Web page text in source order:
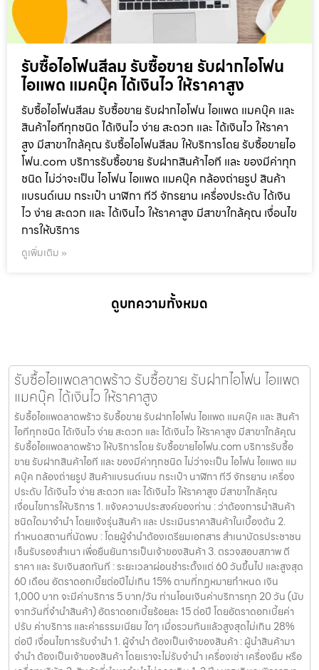
รับซื้อไอโฟนสีลม รับซื้อขาย รับฝากไอโฟน
ไอแพด แมคบุ๊ค ได้เงินไว ให้ราคาสูง
รับซื้อไอโฟนสีลม รับซื้อขาย รับฝากไอโฟน ไอแพด แมคบุ๊ค และ
สินค้าไอทีทุกชนิด ได้เงินไว ง่าย สะดวก และ ได้เงินไว ให้ราคา
สูง มีสาขาใกล้คุณ รับซื้อไอโฟนสีลม ให้บริการโดย รับซื้อขายไอ
โฟน.com บริการรับซื้อขาย รับฝากสินค้าไอที และ ของมีค่าทุก
ชนิด ไม่ว่าจะเป็น ไอโฟน ไอแพด แมคบุ๊ค กล้องถ่ายรูป สินค้า
แบรนด์เนม กระเป๋า นาฬิกา ทีวี จักรยาน เครื่องประดับ ได้เงิน
ไว ง่าย สะดวก และ ได้เงินไว ให้ราคาสูง มีสาขาใกล้คุณ เงื่อนไข
การให้บริการ
ดูเพิ่มเติม »
ดูบทความทั้งหมด
รับซื้อไอแพดลาดพร้าว รับซื้อขาย รับฝากไอโฟน ไอแพด
แมคบุ๊ค ได้เงินไว ให้ราคาสูง
รับซื้อไอแพดลาดพร้าว รับซื้อขาย รับฝากไอโฟน ไอแพด แมคบุ๊ค และ สินค้า
ไอทีทุกชนิด ได้เงินไว ง่าย สะดวก และ ได้เงินไว ให้ราคาสูง มีสาขาใกล้คุณ
รับซื้อไอแพดลาดพร้าว ให้บริการโดย รับซื้อขายไอโฟน.com บริการรับซื้อ
ขาย รับฝากสินค้าไอที และ ของมีค่าทุกชนิด ไม่ว่าจะเป็น ไอโฟน ไอแพด แม
คบุ๊ค กล้องถ่ายรูป สินค้าแบรนด์เนม กระเป๋า นาฬิกา ทีวี จักรยาน เครื่อง
ประดับ ได้เงินไว ง่าย สะดวก และ ได้เงินไว ให้ราคาสูง มีสาขาใกล้คุณ
เงื่อนไขการให้บริการ 1. แจ้งความประสงค์ของท่าน : ว่าต้องการนำสินค้า
ชนิดใดมาจำนำ โดยแจ้งรุ่นสินค้า และ ประเมินราคาสินค้าในเบื้องต้น 2.
กำหนดสถานที่นัดพบ : โดยผู้จำนำต้องเตรียมเอกสาร สำเนาบัตรประชาชน
เซ็นรับรองสำเนา เพื่อยืนยันการเป็นเจ้าของสินค้า 3. ตรวจสอบสภาพ ตี
ราคา และ รับเงินสดทันที : ระยะเวลาผ่อนชำระตั้งแต่ 60 วันขึ้นไป และสูงสุด
60 เดือน อัตราดอกเบี้ยต่อปีไม่เกิน 15% ตามที่กฏหมายกำหนด เงิน
1,000 บาท จะมีค่าบริการ 5 บาท/วัน ท่านโอนเงินค่าบริการทุก 20 วัน (นับ
จากวันที่จำนำสินค้า) อัตราดอกเบี้ยร้อยละ 15 ต่อปี โดยอัตราดอกเบี้ยค่า
ปรับ ค่าบริการ และค่าธรรมเนียม ใดๆ เมื่อรวมกันแล้วสูงสุดไม่เกิน 28%
ต่อปี เงื่อนไขการรับจำนำ 1. ผู้จำนำ ต้องเป็นเจ้าของสินค้า : ผู้นำสินค้ามา
จำนำ ต้องเป็นเจ้าของสินค้า โดยเราจะไม่รับจำนำ เครื่องเช่า เครื่องยืม หรือ